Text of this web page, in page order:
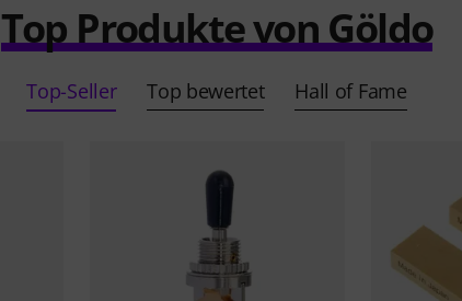
Top Produkte von Göldo
Top-Seller Top bewertet Hall of Fame